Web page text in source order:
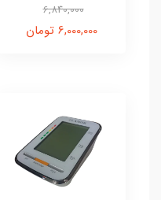
6,840,000
6,000,000 تومان